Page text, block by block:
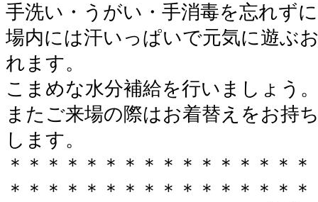
手洗い・うがい・手消毒を忘れず
場内には汗いっぱいで元気に遊ぶ
れます。
こまめな水分補給を行いましょう
またご来場の際はお着替えをお持
します。
＊＊＊＊＊＊＊＊＊＊＊＊＊＊＊
＊＊＊＊＊＊＊＊＊＊＊＊＊＊＊＊